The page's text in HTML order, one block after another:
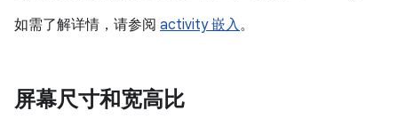
如需了解详情，请参阅 activity 嵌入。
屏幕尺寸和宽高比